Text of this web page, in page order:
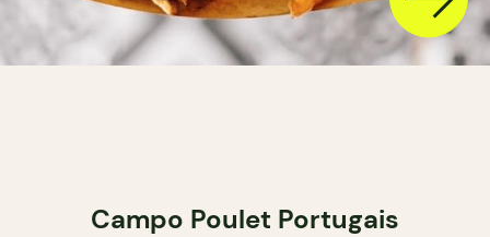
Campo Poulet Portugais